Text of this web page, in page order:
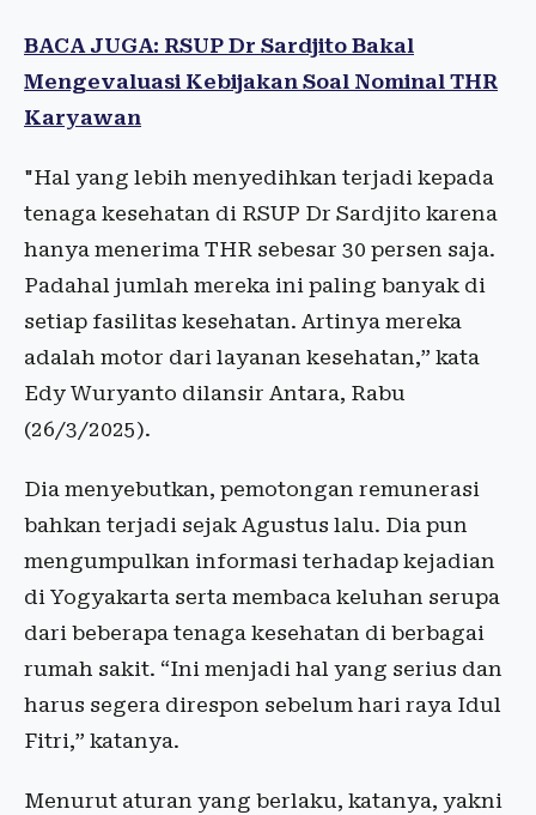
BACA JUGA: RSUP Dr Sardjito Bakal
Mengevaluasi Kebijakan Soal Nominal THR
Karyawan
"Hal yang lebih menyedihkan terjadi kepada
tenaga kesehatan di RSUP Dr Sardjito karena
hanya menerima THR sebesar 30 persen saja.
Padahal jumlah mereka ini paling banyak di
setiap fasilitas kesehatan. Artinya mereka
adalah motor dari layanan kesehatan,” kata
Edy Wuryanto dilansir Antara, Rabu
(26/3/2025).
Dia menyebutkan, pemotongan remunerasi
bahkan terjadi sejak Agustus lalu. Dia pun
mengumpulkan informasi terhadap kejadian
di Yogyakarta serta membaca keluhan serupa
dari beberapa tenaga kesehatan di berbagai
rumah sakit. “Ini menjadi hal yang serius dan
harus segera direspon sebelum hari raya Idul
Fitri,” katanya.
Menurut aturan yang berlaku, katanya, yakni